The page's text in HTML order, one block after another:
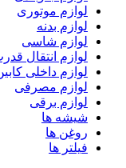
لوازم موتوری
لوازم بدنه
لوازم شاسی
لوازم انتقال
لوازم داخلی
لوازم مصرفی
لوازم برقی
شیشه ها
روغن ها
فیلتر ها